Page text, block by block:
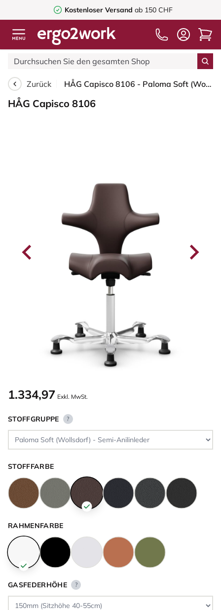
Kostenloser Versandab 150 CHF
Zurück HÅG Capisco 8106 - Paloma Soft (Wollsdorf) - Semi-Anilinleder - ATG55130 - Dark brown - Weiß - 150mm (Sitzhöhe 40-55cm) - Bodengleiter
HÅG Capisco 8106
1.334,97 Exkl. MwSt.
STOFFGRUPPE ?
STOFFFARBE
RAHMENFARBE
GASFEDERHÖHE ?